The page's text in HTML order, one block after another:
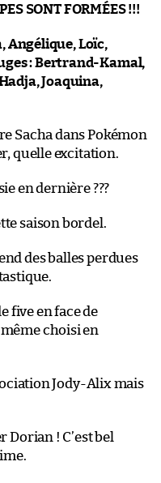
SONT FORMÉES !!!
Angélique, Loïc,
: Bertrand-Kamal,
Joaquina,
Sacha dans Pokémon
quelle excitation.
en dernière ???
saison bordel.
des balles perdues
five en face de
choisi en
Jody-Alix mais
! C’est bel